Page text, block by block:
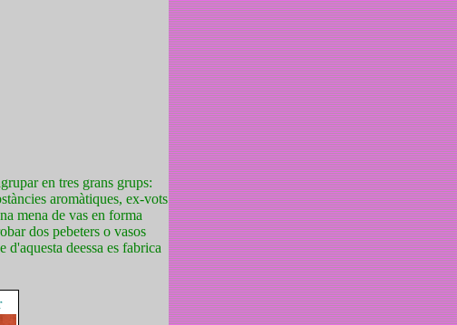
en tres grans grups:
aromàtiques, ex-vots
mena de vas en forma
dos pebeters o vasos
deessa es fabrica